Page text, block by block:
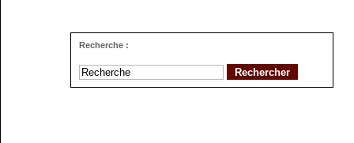
Recherche :